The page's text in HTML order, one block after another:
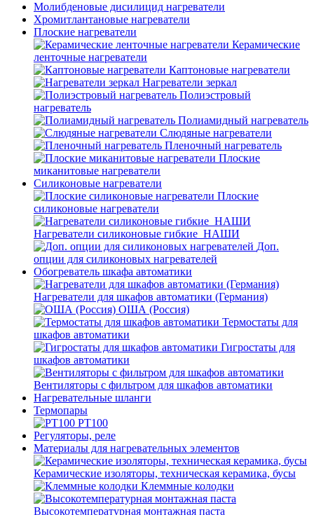
Молибденовые дисилицид нагреватели
Хромитлантановые нагреватели
Плоские нагреватели
Керамические
ленточные нагреватели
Каптоновые нагреватели
Нагреватели зеркал
Полиэстровый
нагреватель
Полиамидный нагреватель
Слюдяные нагреватели
Пленочный нагреватель
Плоские
миканитовые нагреватели
Силиконовые нагреватели
Плоские
силиконовые нагреватели
Нагреватели силиконовые гибкие_НАШИ
Доп.
опции для силиконовых нагревателей
Обогреватель шкафа автоматики
Нагреватели для шкафов автоматики (Германия)
ОША (Россия)
Термостаты для
шкафов автоматики
Гигростаты для
шкафов автоматики
Вентиляторы с фильтром для шкафов автоматики
Нагревательные шланги
Термопары
PT100
Регуляторы, реле
Материалы для нагревательных элементов
Керамические изоляторы, техническая керамика, бусы
Клеммные колодки
Высокотемпературная монтажная паста